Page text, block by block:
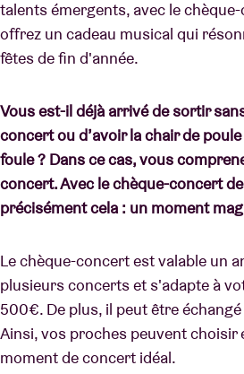
talents émergents, avec le chèque-
offrez un cadeau musical qui
fêtes de fin d'année.
Vous est-il déjà arrivé de sortir
concert ou d’avoir la chair de
foule ? Dans ce cas, vous
concert. Avec le chèque-concert
précisément cela : un moment
Le chèque-concert est valable un
plusieurs concerts et s'adapte à
500€. De plus, il peut être
Ainsi, vos proches peuvent choisir
moment de concert idéal.